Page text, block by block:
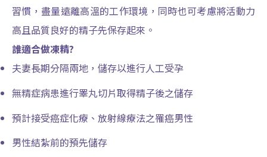
習慣，盡量遠離高溫的工作環境，同時也可考慮將活動力
高且品質良好的精子先保存起來。
誰適合做凍精?
夫妻長期分隔兩地，儲存以進行人工受孕
無精症病患進行睪丸切片取得精子後之儲存
預計接受癌症化療、放射線療法之罹癌男性
男性結紮前的預先儲存